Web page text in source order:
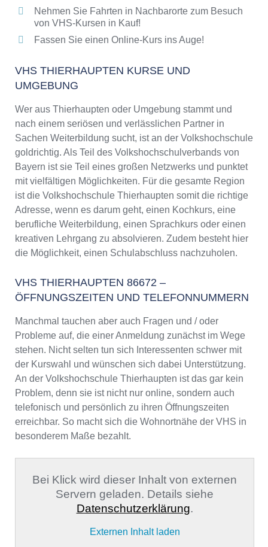
Nehmen Sie Fahrten in Nachbarorte zum Besuch
von VHS-Kursen in Kauf!
Fassen Sie einen Online-Kurs ins Auge!
VHS THIERHAUPTEN KURSE UND
UMGEBUNG
Wer aus Thierhaupten oder Umgebung stammt und
nach einem seriösen und verlässlichen Partner in
Sachen Weiterbildung sucht, ist an der Volkshochschule
goldrichtig. Als Teil des Volkshochschulverbands von
Bayern ist sie Teil eines großen Netzwerks und punktet
mit vielfältigen Möglichkeiten. Für die gesamte Region
ist die Volkshochschule Thierhaupten somit die richtige
Adresse, wenn es darum geht, einen Kochkurs, eine
berufliche Weiterbildung, einen Sprachkurs oder einen
kreativen Lehrgang zu absolvieren. Zudem besteht hier
die Möglichkeit, einen Schulabschluss nachzuholen.
VHS THIERHAUPTEN 86672 –
ÖFFNUNGSZEITEN UND TELEFONNUMMERN
Manchmal tauchen aber auch Fragen und / oder
Probleme auf, die einer Anmeldung zunächst im Wege
stehen. Nicht selten tun sich Interessenten schwer mit
der Kurswahl und wünschen sich dabei Unterstützung.
An der Volkshochschule Thierhaupten ist das gar kein
Problem, denn sie ist nicht nur online, sondern auch
telefonisch und persönlich zu ihren Öffnungszeiten
erreichbar. So macht sich die Wohnortnähe der VHS in
besonderem Maße bezahlt.
Bei Klick wird dieser Inhalt von externen
Servern geladen. Details siehe
Datenschutzerklärung.
Externen Inhalt laden